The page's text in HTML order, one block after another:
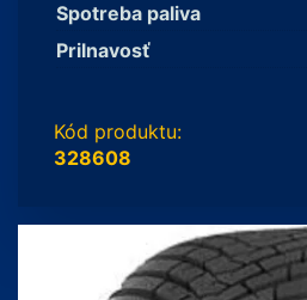
Spotreba paliva
Prilnavosť
Kód produktu:
328608